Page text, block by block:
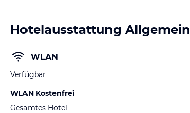
Hotelausstattung Allgemein
WLAN
Verfügbar
WLAN Kostenfrei
Gesamtes Hotel